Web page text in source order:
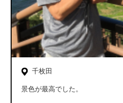
千枚田
景色が最高でした。